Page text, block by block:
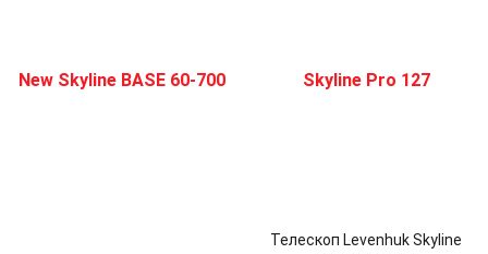
Телескоп Levenhuk Skyline